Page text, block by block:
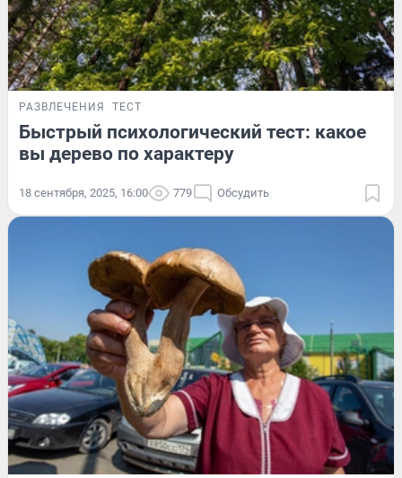
РАЗВЛЕЧЕНИЯ ТЕСТ
Быстрый психологический тест: какое
вы дерево по характеру
18 сентября, 2025, 16:00 779 Обсудить